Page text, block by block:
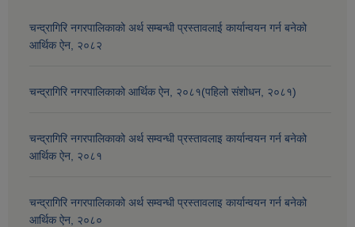
चन्द्रागिरि नगरपालिकाको अर्थ सम्बन्धी प्रस्तावलाई कार्यान्वयन गर्न बनेको
आर्थिक ऐन, २०८२
चन्द्रागिरि नगरपालिकाको आर्थिक ऐन, २०८१(पहिलो संशोधन, २०८१)
चन्द्रागिरि नगरपालिकाको अर्थ सम्वन्धी प्रस्तावलाइ कार्यान्वयन गर्न बनेको
आर्थिक ऐन, २०८१
चन्द्रागिरि नगरपालिकाको अर्थ सम्वन्धी प्रस्तावलाइ कार्यान्वयन गर्न बनेको
आर्थिक ऐन, २०८०